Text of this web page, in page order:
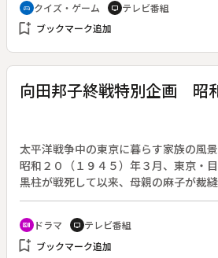
シャル。（２夜連続）◆第１夜。東京ド
ム～ハワイ～サンフランシスコ。出演
松本明子。
sports_esports クイズ・ゲーム tv テレビ番組
bookmark_add ブックマーク追加
向田邦子終戦特別企画 昭
太平洋戦争中の東京に暮らす家族の風
昭和２０（１９４５）年３月、東京・
黒柱が戦死して以来、母親の麻子が裁
てている。長女の幸子は麻子と大げん
で暮らしていた。神田一帯は空襲で焼
幸子は見知らぬ男に抱えられて帰ってき
入隊を控え、生みの親である麻子を探し
recent_actors ドラマ tv テレビ番組
bookmark_add ブックマーク追加